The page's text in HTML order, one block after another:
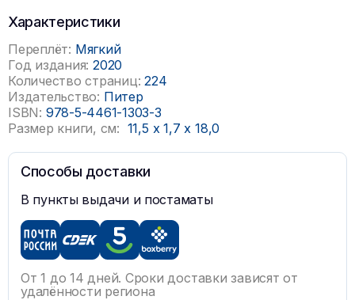
Характеристики
Переплёт: Мягкий
Год издания: 2020
Количество страниц: 224
Издательство: Питер
ISBN: 978-5-4461-1303-3
Размер книги, см: 11,5 x 1,7x 18,0
Способы доставки
В пункты выдачи и постаматы
От 1 до 14 дней. Сроки доставки зависят от
удалённости региона